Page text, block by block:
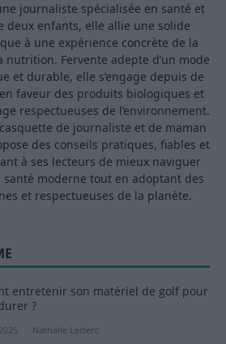
journaliste spécialisée en santé et
deux enfants, elle allie une solide
à une expérience concrète de la
Fervente adepte d’un mode
et durable, elle s’engage depuis de
faveur des produits biologiques et
respectueuses de l’environnement.
de journaliste et de maman
des conseils pratiques, fiables et
à ses lecteurs de mieux naviguer
santé moderne tout en adoptant des
et respectueuses de la planète.
entretenir son matériel de golf pour
?
Nathalie Leclerc